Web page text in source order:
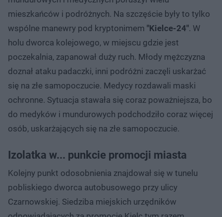
mieszkańców i podróżnych. Na szczęście były to tylko
wspólne manewry pod kryptonimem "Kielce-24". W
holu dworca kolejowego, w miejscu gdzie jest
poczekalnia, zapanował duży ruch. Młody mężczyzna
doznał ataku padaczki, inni podróżni zaczęli uskarżać
się na złe samopoczucie. Medycy rozdawali maski
ochronne. Sytuacja stawała się coraz poważniejsza, bo
do medyków i mundurowych podchodziło coraz więcej
osób, uskarżających się na złe samopoczucie.
Izolatka w... punkcie promocji miasta
Kolejny punkt odosobnienia znajdował się w tunelu
pobliskiego dworca autobusowego przy ulicy
Czarnowskiej. Siedziba miejskich urzędników